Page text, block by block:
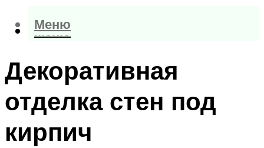
Меню
Меню
Декоративная
отделка стен под
кирпич